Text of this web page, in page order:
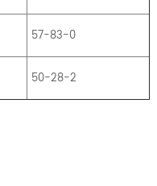
57-83-0
50-28-2